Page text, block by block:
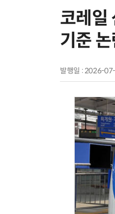
코레일
기준
발행일 : 2026-